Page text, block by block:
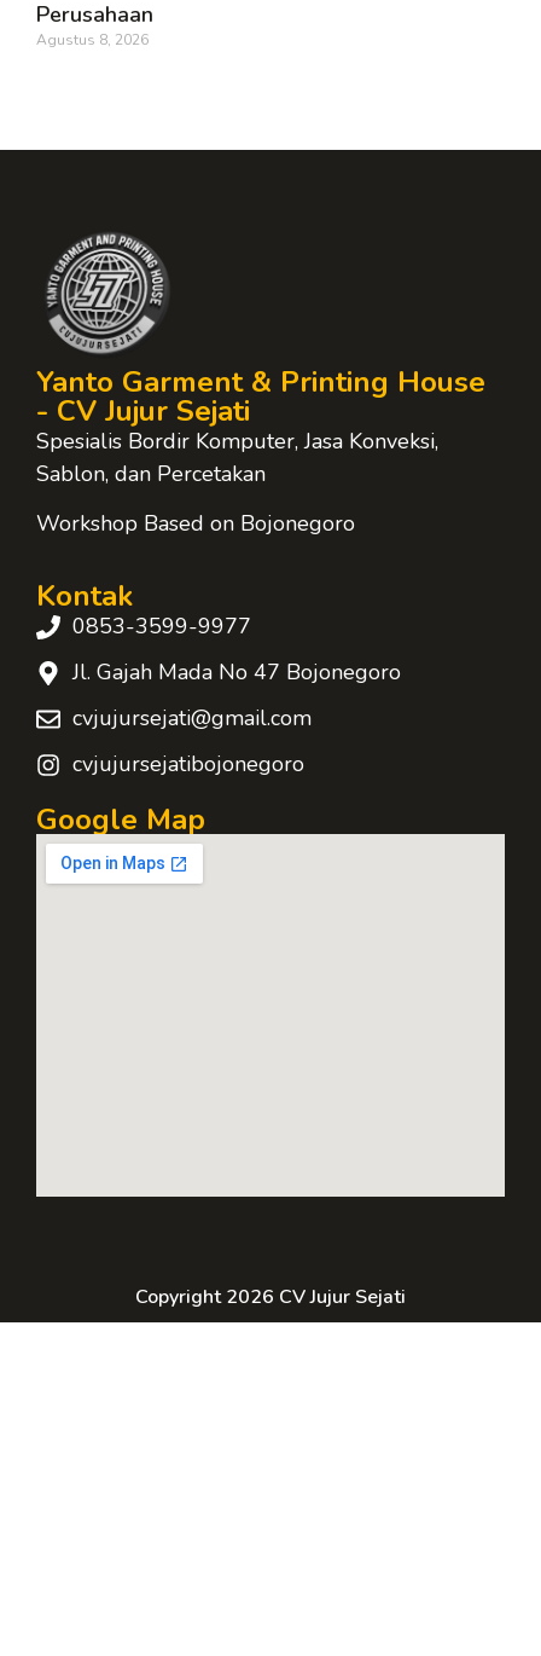
Perusahaan
Agustus 8, 2026
Yanto Garment & Printing House
- CV Jujur Sejati
Spesialis Bordir Komputer, Jasa Konveksi,
Sablon, dan Percetakan
Workshop Based on Bojonegoro
Kontak
0853-3599-9977
Jl. Gajah Mada No 47 Bojonegoro
cvjujursejati@gmail.com
cvjujursejatibojonegoro
Google Map
Copyright 2026 CV Jujur Sejati